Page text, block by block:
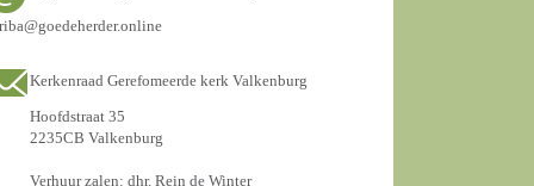
Kerkenraad Gerefomeerde kerk Valkenburg
Hoofdstraat 35
2235CB Valkenburg
Verhuur zalen: dhr. Rein de Winter